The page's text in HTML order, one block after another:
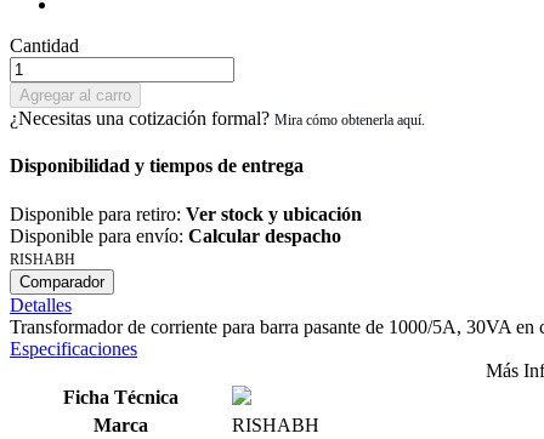
Cantidad
Agregar al carro
¿Necesitas una cotización formal?
Disponibilidad y tiempos de entrega
Disponible para retiro: Ver stock y ubicación
Disponible para envío: Calcular despacho
RISHABH
Comparador
Detalles
Transformador de corriente para barra pasante de 1000/5A, 30VA
Especificaciones
Más
Ficha Técnica
Marca
RISHABH